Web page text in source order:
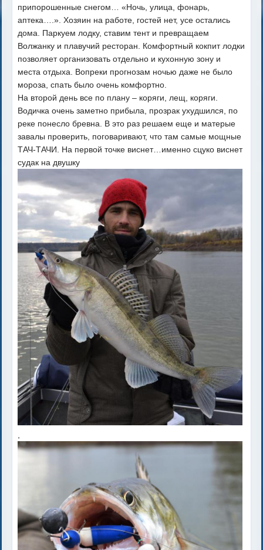
припорошенные снегом… «Ночь, улица, фонарь,
аптека….». Хозяин на работе, гостей нет, усе остались
дома. Паркуем лодку, ставим тент и превращаем
Волжанку и плавучий ресторан. Комфортный кокпит лодки
позволяет организовать отдельно и кухонную зону и
места отдыха. Вопреки прогнозам ночью даже не было
мороза, спать было очень комфортно.
На второй день все по плану – коряги, лещ, коряги.
Водичка очень заметно прибыла, прозрак ухудшился, по
реке понесло бревна. В это раз решаем еще и матерые
завалы проверить, поговаривают, что там самые мощные
ТАЧ-ТАЧИ. На первой точке виснет…именно сцуко виснет
судак на двушку
,